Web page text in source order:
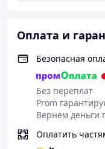
Оплата и
Безопасная
Без переплат
Prom
Вернем деньги
Оплатить